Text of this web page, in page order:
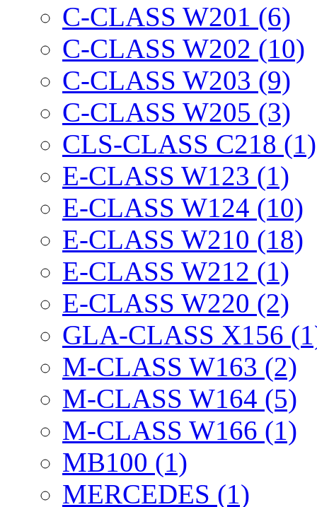
C-CLASS W201 (6)
C-CLASS W202 (10)
C-CLASS W203 (9)
C-CLASS W205 (3)
CLS-CLASS C218 (1)
E-CLASS W123 (1)
E-CLASS W124 (10)
E-CLASS W210 (18)
E-CLASS W212 (1)
E-CLASS W220 (2)
GLA-CLASS X156
M-CLASS W163 (2)
M-CLASS W164 (5)
M-CLASS W166 (1)
MB100 (1)
MERCEDES (1)